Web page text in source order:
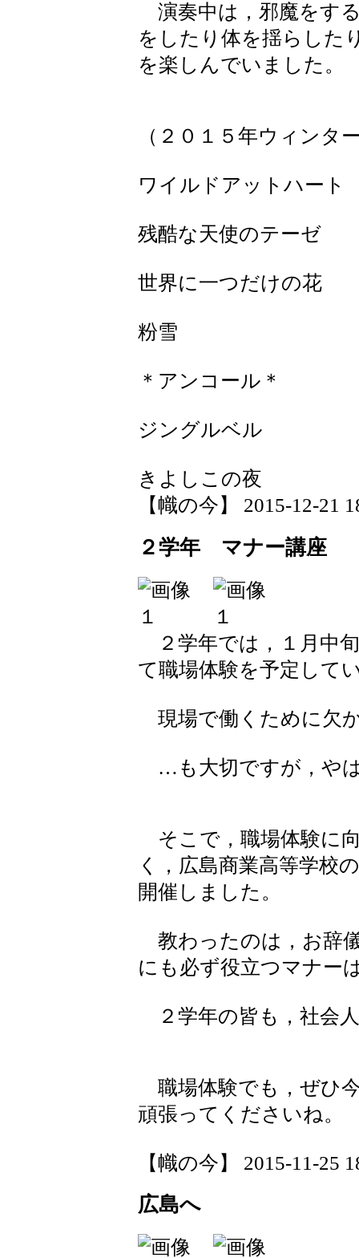
演奏中は，邪魔をす
をしたり体を揺らした
を楽しんでいました。
（２０１５年ウィンタ
ワイルドアットハート
残酷な天使のテーゼ
世界に一つだけの花
粉雪
＊アンコール＊
ジングルベル
きよしこの夜
【幟の今】 2015-12-21
２学年 マナー講座
２学年では，１月中
て職場体験を予定して
現場で働くために欠
…も大切ですが，や
そこで，職場体験に
く，広島商業高等学校
開催しました。
教わったのは，お辞
にも必ず役立つマナー
２学年の皆も，社会
職場体験でも，ぜひ
頑張ってくださいね。
【幟の今】 2015-11-25
広島へ